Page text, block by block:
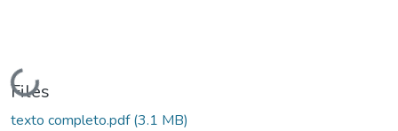
Loading...
Files
texto completo.pdf(3.1 MB)